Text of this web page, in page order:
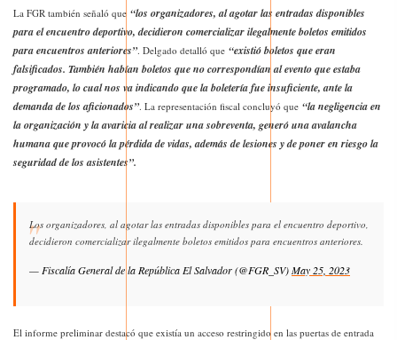
La FGR también señaló que “los organizadores, al agotar las entradas disponibles
para el encuentro deportivo, decidieron comercializar ilegalmente boletos emitidos
para encuentros anteriores”. Delgado detalló que “existió boletos que eran
falsificados. También habían boletos que no correspondían al evento que estaba
programado, lo cual nos va indicando que la boletería fue insuficiente, ante la
demanda de los aficionados”. La representación fiscal concluyó que “la negligencia en
la organización y la avaricia al realizar una sobreventa, generó una avalancha
humana que provocó la pérdida de vidas, además de lesiones y de poner en riesgo la
seguridad de los asistentes”.
Los organizadores, al agotar las entradas disponibles para el encuentro deportivo,
decidieron comercializar ilegalmente boletos emitidos para encuentros anteriores.
— Fiscalía General de la República El Salvador (@FGR_SV)May 25, 2023
El informe preliminar destacó que existía un acceso restringido en las puertas de entrada